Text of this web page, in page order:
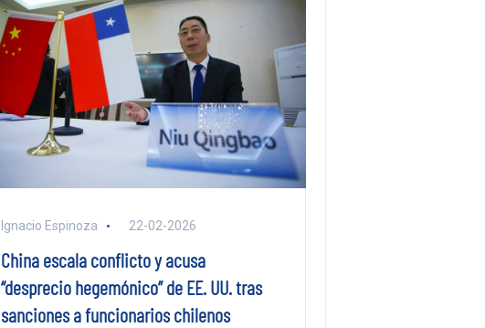
Ignacio Espinoza 22-02-2026
China escala conflicto y acusa
“desprecio hegemónico” de EE. UU. tras
sanciones a funcionarios chilenos